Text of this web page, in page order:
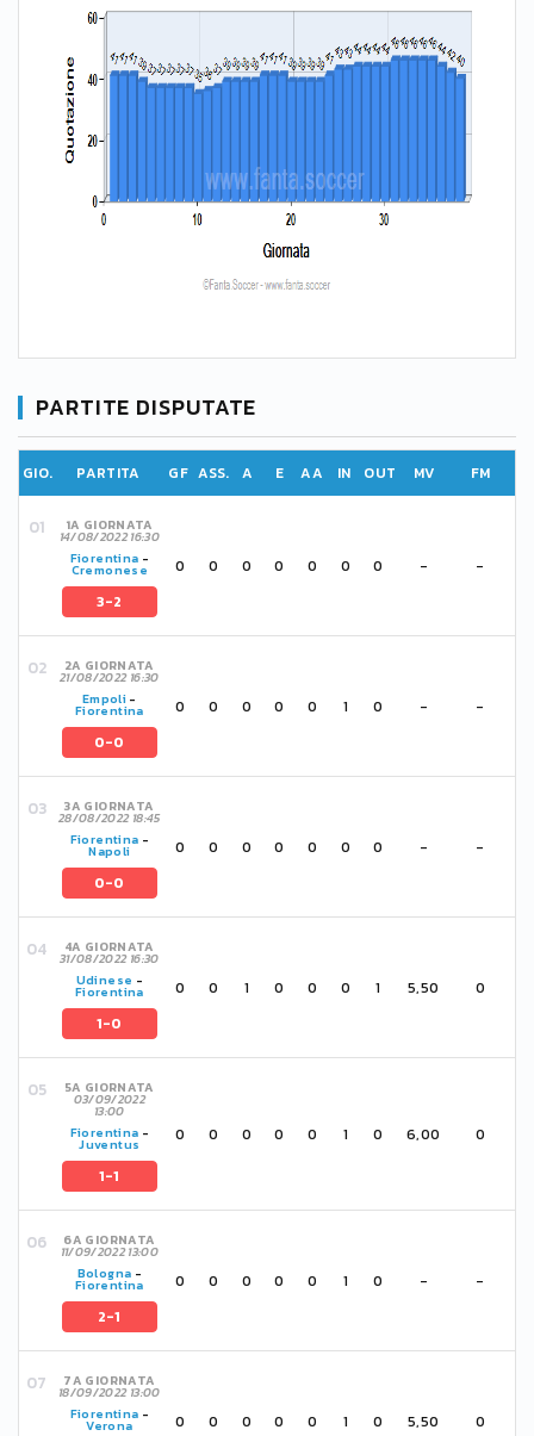
PARTITE DISPUTATE
GIO. PARTITA GF ASS. A E AA IN OUT MV FM
1A GIORNATA
14/08/2022 16:30
Fiorentina -
Cremonese
3-2
0 0 0 0 0 0 0 - -
2A GIORNATA
21/08/2022 16:30
Empoli -
Fiorentina
0-0
0 0 0 0 0 1 0 - -
3A GIORNATA
28/08/2022 18:45
Fiorentina -
Napoli
0-0
0 0 0 0 0 0 0 - -
4A GIORNATA
31/08/2022 16:30
Udinese -
Fiorentina
1-0
0 0 1 0 0 0 1 5,50 0
5A GIORNATA
03/09/2022
13:00
Fiorentina -
Juventus
1-1
0 0 0 0 0 1 0 6,00 0
6A GIORNATA
11/09/2022 13:00
Bologna -
Fiorentina
2-1
0 0 0 0 0 1 0 - -
7A GIORNATA
18/09/2022 13:00
Fiorentina -
Verona 0 0 0 0 0 1 0 5,50 0